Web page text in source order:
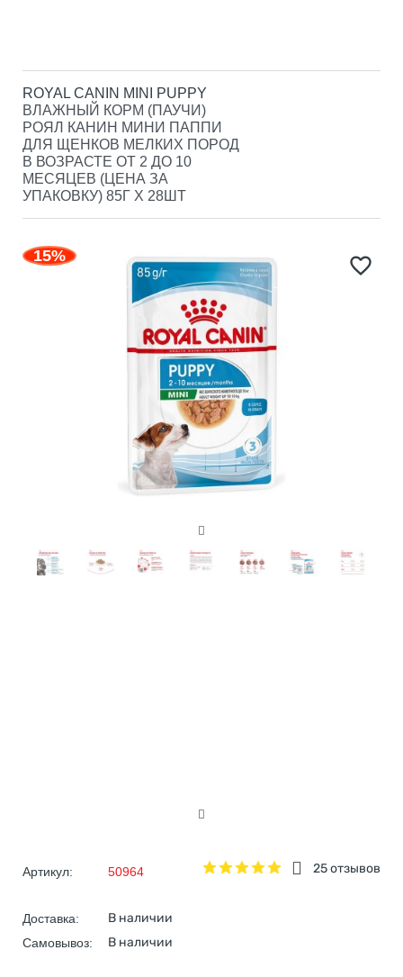
ROYAL CANIN MINI PUPPY
ВЛАЖНЫЙ КОРМ (ПАУЧИ)
РОЯЛ КАНИН МИНИ ПАППИ
ДЛЯ ЩЕНКОВ МЕЛКИХ ПОРОД
В ВОЗРАСТЕ ОТ 2 ДО 10
МЕСЯЦЕВ (ЦЕНА ЗА
УПАКОВКУ) 85Г Х 28ШТ
15%
25 отзывов
Артикул: 50964
Доставка: В наличии
Самовывоз: В наличии